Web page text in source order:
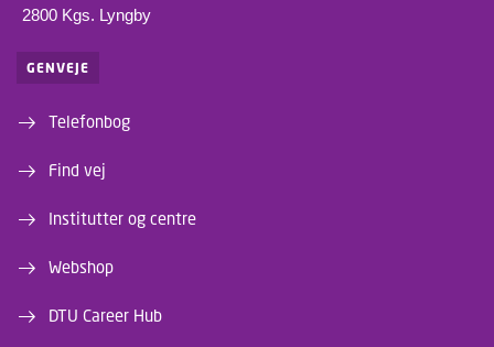
2800 Kgs. Lyngby
GENVEJE
Telefonbog
Find vej
Institutter og centre
Webshop
DTU Career Hub